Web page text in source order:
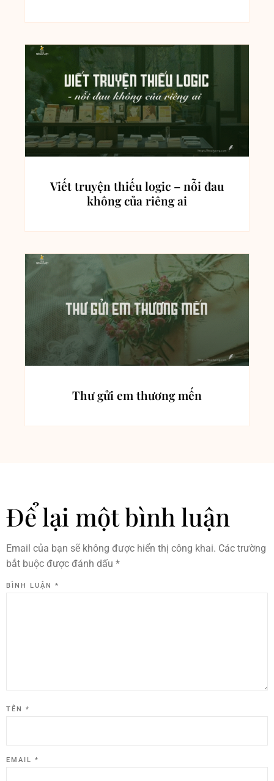
Viết truyện thiếu logic – nỗi đau
không của riêng ai
Thư gửi em thương mến
Để lại một bình luận
Email của bạn sẽ không được hiển thị công khai. Các trường
bắt buộc được đánh dấu *
BÌNH LUẬN *
TÊN *
EMAIL *